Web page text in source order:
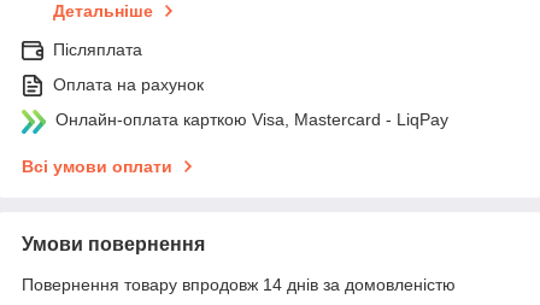
Детальніше
Післяплата
Оплата на рахунок
Онлайн-оплата карткою Visa, Mastercard - LiqPay
Всі умови оплати
Умови повернення
Повернення товару впродовж 14 днів за домовленістю